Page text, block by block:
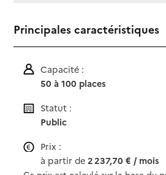
Principales caractéristiques
Capacité :
50 à 100 places
Statut :
Public
Prix :
à partir de2 237,70 € / mois